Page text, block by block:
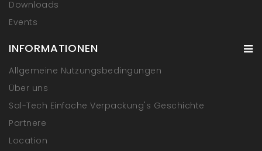
Downloads
Events
INFORMATIONEN
Allgemeine Nutzungsbedingungen
Über uns
Sal-Tech Einfache Verpackung's Geschichte
Partnere
Location